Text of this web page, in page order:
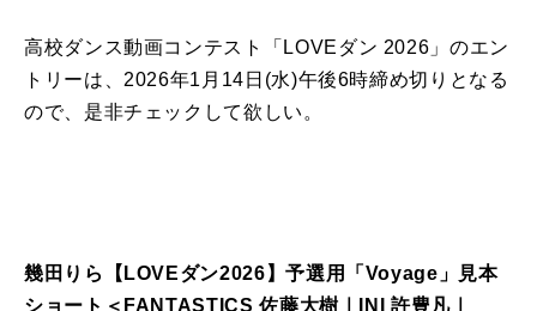
高校ダンス動画コンテスト 「 LOVE ダン 2026 」のエン
トリーは、 2026年1 月 14 日 (水)午後6時締め切りとなる
ので、是非チェックして欲しい。
幾田りら 【 LOVEダン2026 】予選用「 Voyage 」見本
ショート＜ FANTASTICS佐藤大樹｜ INI許豊凡｜